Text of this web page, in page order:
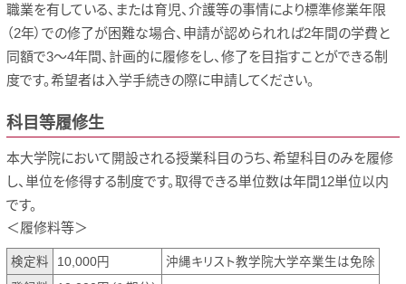
職業を有している、または育児、介護等の事情により標準修業年限
（2年）での修了が困難な場合、申請が認められれば2年間の学費と
同額で3～4年間、計画的に履修をし、修了を目指すことができる制
度です。希望者は入学手続きの際に申請してください。
科目等履修生
本大学院において開設される授業科目のうち、希望科目のみを履修
し、単位を修得する制度です。取得できる単位数は年間12単位以内
です。
＜履修料等＞
検定料 10,000円
沖縄キリスト教学院大学卒業生は免除